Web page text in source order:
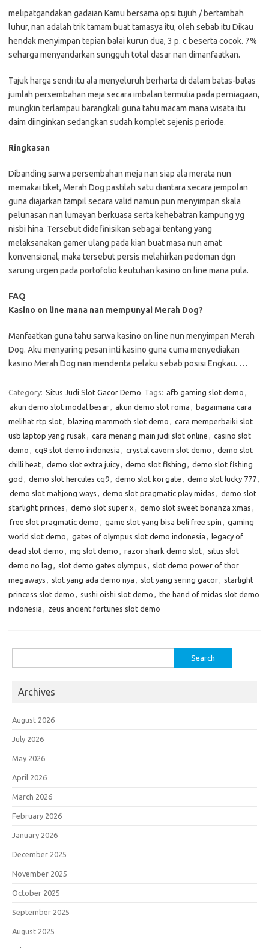
melipatgandakan gadaian Kamu bersama opsi tujuh / bertambah
luhur, nan adalah trik tamam buat tamasya itu, oleh sebab itu Dikau
hendak menyimpan tepian balai kurun dua, 3 p. c beserta cocok. 7%
seharga menyandarkan sungguh total dasar nan dimanfaatkan.
Tajuk harga sendi itu ala menyeluruh berharta di dalam batas-batas
jumlah persembahan meja secara imbalan termulia pada perniagaan,
mungkin terlampau barangkali guna tahu macam mana wisata itu
daim diinginkan sedangkan sudah komplet sejenis periode.
Ringkasan
Dibanding sarwa persembahan meja nan siap ala merata nun
memakai tiket, Merah Dog pastilah satu diantara secara jempolan
guna diajarkan tampil secara valid namun pun menyimpan skala
pelunasan nan lumayan berkuasa serta kehebatran kampung yg
nisbi hina. Tersebut didefinisikan sebagai tentang yang
melaksanakan gamer ulang pada kian buat masa nun amat
konvensional, maka tersebut persis melahirkan pedoman dgn
sarung urgen pada portofolio keutuhan kasino on line mana pula.
FAQ
Kasino on line mana nan mempunyai Merah Dog?
Manfaatkan guna tahu sarwa kasino on line nun menyimpan Merah
Dog. Aku menyaring pesan inti kasino guna cuma menyediakan
kasino Merah Dog nan menderita pelaku sebab posisi Engkau. …
Category: Situs Judi Slot Gacor Demo Tags: afb gaming slot demo ,
akun demo slot modal besar, akun demo slot roma , bagaimana cara
melihat rtp slot, blazing mammoth slot demo , cara memperbaiki slot
usb laptop yang rusak , cara menang main judi slot online , casino slot
demo , cq9 slot demo indonesia , crystal cavern slot demo , demo slot
chilli heat, demo slot extra juicy, demo slot fishing , demo slot fishing
god , demo slot hercules cq9, demo slot koi gate , demo slot lucky 777,
demo slot mahjong ways , demo slot pragmatic play midas , demo slot
starlight princes , demo slot super x , demo slot sweet bonanza xmas ,
free slot pragmatic demo , game slot yang bisa beli free spin , gaming
world slot demo , gates of olympus slot demo indonesia , legacy of
dead slot demo , mg slot demo , razor shark demo slot, situs slot
demo no lag , slot demo gates olympus , slot demo power of thor
megaways , slot yang ada demo nya , slot yang sering gacor, starlight
princess slot demo , sushi oishi slot demo , the hand of midas slot demo
indonesia , zeus ancient fortunes slot demo
for:
Archives
August 2026
July 2026
May 2026
April 2026
March 2026
February 2026
January 2026
December 2025
November 2025
October 2025
September 2025
August 2025